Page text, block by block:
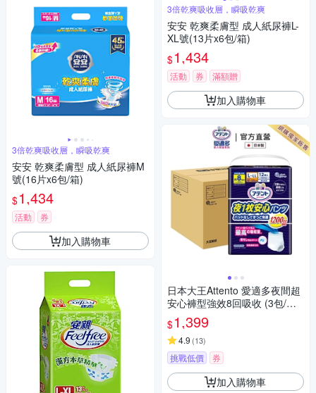
3倍乾爽吸收層，瞬吸乾爽
安安 乾爽柔膚型 成人紙尿褲M
號(16片x6包/箱)
$1,434
活動 券
加入購物車
3倍乾爽吸收層，瞬吸乾爽
安安 乾爽柔膚型 成人紙尿褲L-
XL號(13片x6包/箱)
$1,434
活動 券 滿額贈
加入購物車
日本大王Attento 愛適多夜間超
安心褲型強效8回吸收 (3包/箱
箱購)
$1,399
4.9 (13)
挑戰低價 券
加入購物車